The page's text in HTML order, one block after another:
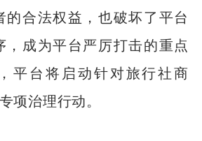
的合法权益，也破坏了平台
，成为平台严厉打击的重点
平台将启动针对旅行社商
项治理行动。